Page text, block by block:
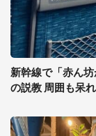
新幹線で「赤ん
の説教 周囲も呆